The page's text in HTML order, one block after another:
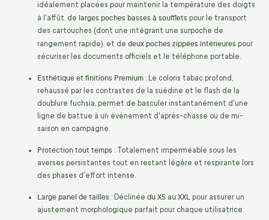
idéalement placées pour maintenir la température des doigts
à l'affût, de larges poches basses à soufflets pour le transport
des cartouches (dont une intégrant une surpoche de
rangement rapide), et de deux poches zippées intérieures pour
sécuriser les documents officiels et le téléphone portable.
Esthétique et finitions Premium : Le coloris tabac profond,
rehaussé par les contrastes de la suédine et le flash de la
doublure fuchsia, permet de basculer instantanément d'une
ligne de battue à un événement d'après-chasse ou de mi-
saison en campagne.
Protection tout temps : Totalement imperméable sous les
averses persistantes tout en restant légère et respirante lors
des phases d'effort intense.
Large panel de tailles : Déclinée du XS au XXL pour assurer un
ajustement morphologique parfait pour chaque utilisatrice.